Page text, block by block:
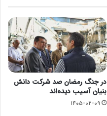
در جنگ رمضان صد شرکت دانش
بنیان آسیب دیده‌اند
۱۴۰۵-۰۲-۰۹